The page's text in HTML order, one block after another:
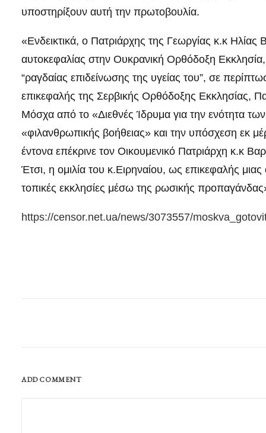
υποστηρίξουν αυτή την πρωτοβουλία.
«Ενδεικτικά, ο Πατριάρχης της Γεωργίας κ.κ
αυτοκεφαλίας στην Ουκρανική Ορθόδοξη
“ραγδαίας επιδείνωσης της υγείας του”, σε
επικεφαλής της Σερβικής Ορθόδοξης Εκκλησίας,
Μόσχα από το «Διεθνές Ίδρυμα για την ενότητα
«φιλανθρωπικής βοήθειας» και την υπόσχεση εκ
έντονα επέκρινε τον Οικουμενικό Πατριάρχη κ.κ
Έτσι, η ομιλία του κ.Ειρηναίου, ως επικεφαλής
τοπικές εκκλησίες μέσω της ρωσικής
https://censor.net.ua/news/3073557/
ADD COMMENT